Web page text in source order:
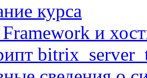
курса
и